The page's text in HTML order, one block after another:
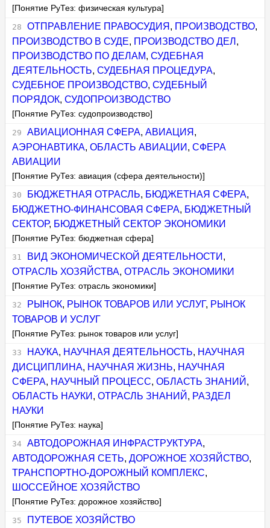
[Понятие РуТез: физическая культура]
ОТПРАВЛЕНИЕ ПРАВОСУДИЯ , ПРОИЗВОДСТВО,
ПРОИЗВОДСТВО В СУДЕ, ПРОИЗВОДСТВО ДЕЛ ,
ПРОИЗВОДСТВО ПО ДЕЛАМ,СУДЕБНАЯ
ДЕЯТЕЛЬНОСТЬ,СУДЕБНАЯ ПРОЦЕДУРА,
СУДЕБНОЕ ПРОИЗВОДСТВО,СУДЕБНЫЙ
ПОРЯДОК,СУДОПРОИЗВОДСТВО
[Понятие РуТез: судопроизводство]
АВИАЦИОННАЯ СФЕРА, АВИАЦИЯ ,
АЭРОНАВТИКА,ОБЛАСТЬ АВИАЦИИ ,СФЕРА
АВИАЦИИ
[Понятие РуТез: авиация (сфера деятельности)]
БЮДЖЕТНАЯ ОТРАСЛЬ, БЮДЖЕТНАЯ СФЕРА,
БЮДЖЕТНО-ФИНАНСОВАЯ СФЕРА, БЮДЖЕТНЫЙ
СЕКТОР, БЮДЖЕТНЫЙ СЕКТОР ЭКОНОМИКИ
[Понятие РуТез: бюджетная сфера]
ВИД ЭКОНОМИЧЕСКОЙ ДЕЯТЕЛЬНОСТИ ,
ОТРАСЛЬ ХОЗЯЙСТВА,ОТРАСЛЬ ЭКОНОМИКИ
[Понятие РуТез: отрасль экономики]
РЫНОК, РЫНОК ТОВАРОВ ИЛИ УСЛУГ, РЫНОК
ТОВАРОВ И УСЛУГ
[Понятие РуТез: рынок товаров или услуг]
НАУКА, НАУЧНАЯ ДЕЯТЕЛЬНОСТЬ, НАУЧНАЯ
ДИСЦИПЛИНА, НАУЧНАЯ ЖИЗНЬ, НАУЧНАЯ
СФЕРА, НАУЧНЫЙ ПРОЦЕСС,ОБЛАСТЬ ЗНАНИЙ ,
ОБЛАСТЬ НАУКИ ,ОТРАСЛЬ ЗНАНИЙ , РАЗДЕЛ
НАУКИ
[Понятие РуТез: наука]
АВТОДОРОЖНАЯ ИНФРАСТРУКТУРА,
АВТОДОРОЖНАЯ СЕТЬ,ДОРОЖНОЕ ХОЗЯЙСТВО,
ТРАНСПОРТНО-ДОРОЖНЫЙ КОМПЛЕКС,
ШОССЕЙНОЕ ХОЗЯЙСТВО
[Понятие РуТез: дорожное хозяйство]
ПУТЕВОЕ ХОЗЯЙСТВО